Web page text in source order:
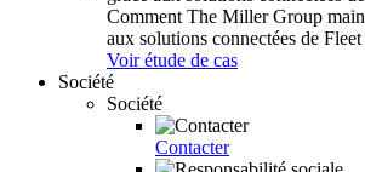
Comment The Miller Group
aux solutions connectées de
Voir étude de cas
Société
Société
Contacter